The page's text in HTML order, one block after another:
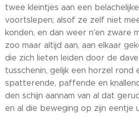
twee kleintjes aan een
voortslepen; alsof ze zelf niet
konden, en dan weer n'en zware
zoo maar altijd aan, aan elkaar
die zich lieten leiden door de
tusschenin, gelijk een horzel rond
spatterende, paffende en
den schijn aannam van al dat
en al die beweging op zijn eentje